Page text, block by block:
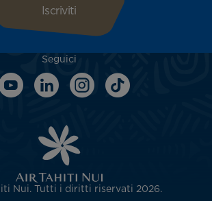
Seguici
Nui. Tutti i diritti riservati 2026.